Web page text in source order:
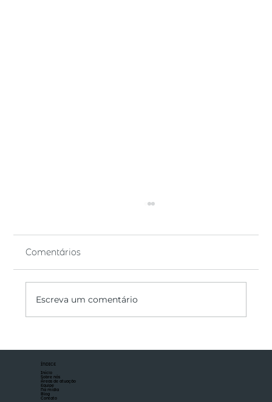
total do capital
Comentários
Escreva um comentário
ÍNDICE
Início
Sobre nós
Áreas de atuação
Equipe
Na mídia
Blog
Contato